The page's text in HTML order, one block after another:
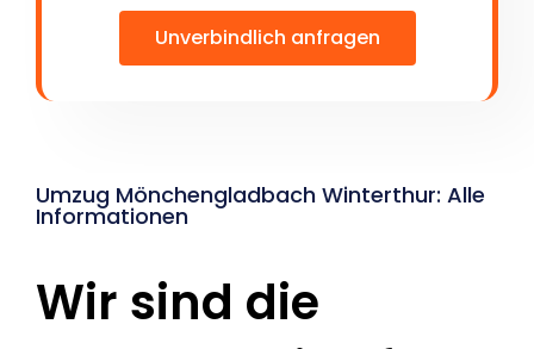
Unverbindlich anfragen
Umzug Mönchengladbach Winterthur: Alle
Informationen
Wir sind die